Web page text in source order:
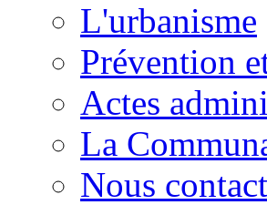
L'urbanisme
Prévention
Actes
La
Nous